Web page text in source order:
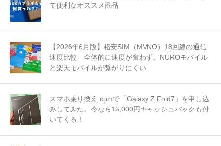
て便利なオススメ商品
【2026年6月版】格安SIM（MVNO）18回線の通信
速度比較 全体的に速度が奮わず。NUROモバイル
と楽天モバイルが繋がりにくい
スマホ乗り換え.comで「Galaxy Z Fold7」を申し込
みしてみた。今なら15,000円キャッシュバックも付
いてくる！